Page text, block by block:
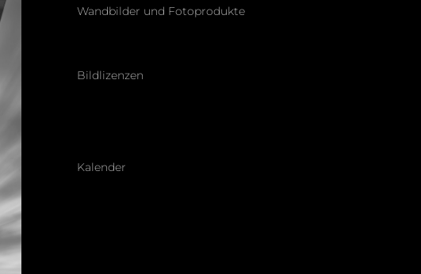
Wandbilder und Fotoprodukte
Bildlizenzen
Kalender